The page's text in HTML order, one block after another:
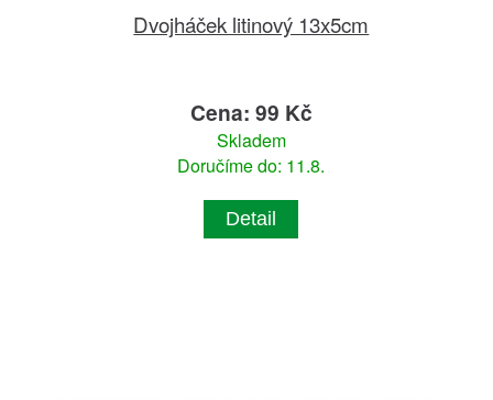
Dvojháček litinový 13x5cm
Cena: 99 Kč
Skladem
Doručíme do: 11.8.
Detail